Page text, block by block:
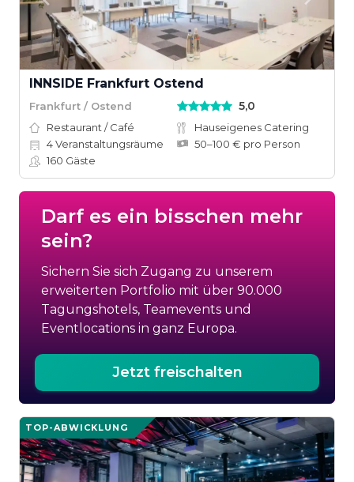
INNSIDE Frankfurt Ostend
Frankfurt / Ostend 5,0
Restaurant / Café
Hauseigenes Catering
4Veranstaltungsräume
50–100 € pro Person
160 Gäste
Darf es ein bisschen mehr
sein?
Sichern Sie sich Zugang zu unserem
erweiterten Portfolio mit über 90.000
Tagungshotels, Teamevents und
Eventlocations in ganz Europa.
Jetzt freischalten
TOP-ABWICKLUNG